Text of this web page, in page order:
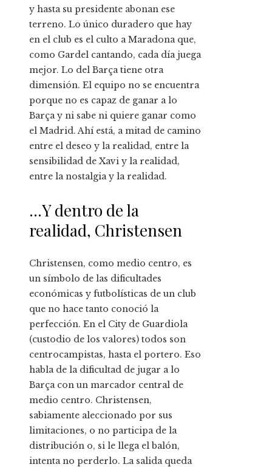
y hasta su presidente abonan ese
terreno. Lo único duradero que hay
en el club es el culto a Maradona que,
como Gardel cantando, cada día juega
mejor. Lo del Barça tiene otra
dimensión. El equipo no se encuentra
porque no es capaz de ganar a lo
Barça y ni sabe ni quiere ganar como
el Madrid. Ahí está, a mitad de camino
entre el deseo y la realidad, entre la
sensibilidad de Xavi y la realidad,
entre la nostalgia y la realidad.
…Y dentro de la
realidad, Christensen
Christensen, como medio centro, es
un símbolo de las dificultades
económicas y futbolísticas de un club
que no hace tanto conoció la
perfección. En el City de Guardiola
(custodio de los valores) todos son
centrocampistas, hasta el portero. Eso
habla de la dificultad de jugar a lo
Barça con un marcador central de
medio centro. Christensen,
sabiamente aleccionado por sus
limitaciones, o no participa de la
distribución o, si le llega el balón,
intenta no perderlo. La salida queda